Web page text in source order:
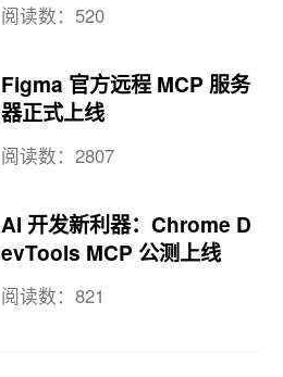
阅读数：520
Figma 官方远程 MCP 服务
器正式上线
阅读数：2807
AI 开发新利器：Chrome D
evTools MCP 公测上线
阅读数：821